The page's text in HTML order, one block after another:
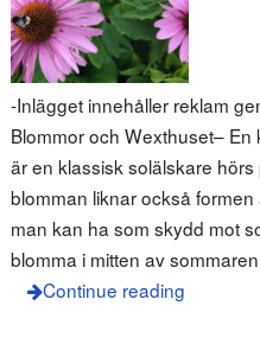
-Inlägget innehåller reklam
Blommor och Wexthuset–
är en klassisk solälskare
blomman liknar också
man kan ha som skydd mot
blomma i mitten av
Continue reading